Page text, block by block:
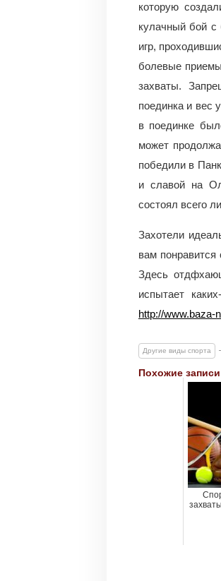
которую
кулачный бой с
игр,
болевые
захваты.
поединка и вес
в поединке
может
победили в
и славой на
состоял всего
Захотели
вам
Здесь
испытает
http://www.baza-
Другие виды спорта
Похожие